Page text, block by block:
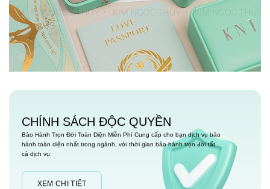
CHÍNH SÁCH ĐỘC QUYỀN
Bảo Hành Trọn Đời Toàn Diện Miễn Phí Cung cấp cho bạn dịch vụ bảo
hành toàn diện nhất trong ngành, với thời gian bảo hành trọn đời tất
cả dịch vụ
XEM CHI TIẾT